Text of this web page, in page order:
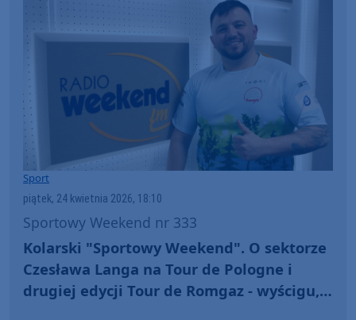
Sport
piątek, 24 kwietnia 2026, 18:10
Sportowy Weekend nr 333
Kolarski "Sportowy Weekend". O sektorze
Czesława Langa na Tour de Pologne i
drugiej edycji Tour de Romgaz - wyścigu,